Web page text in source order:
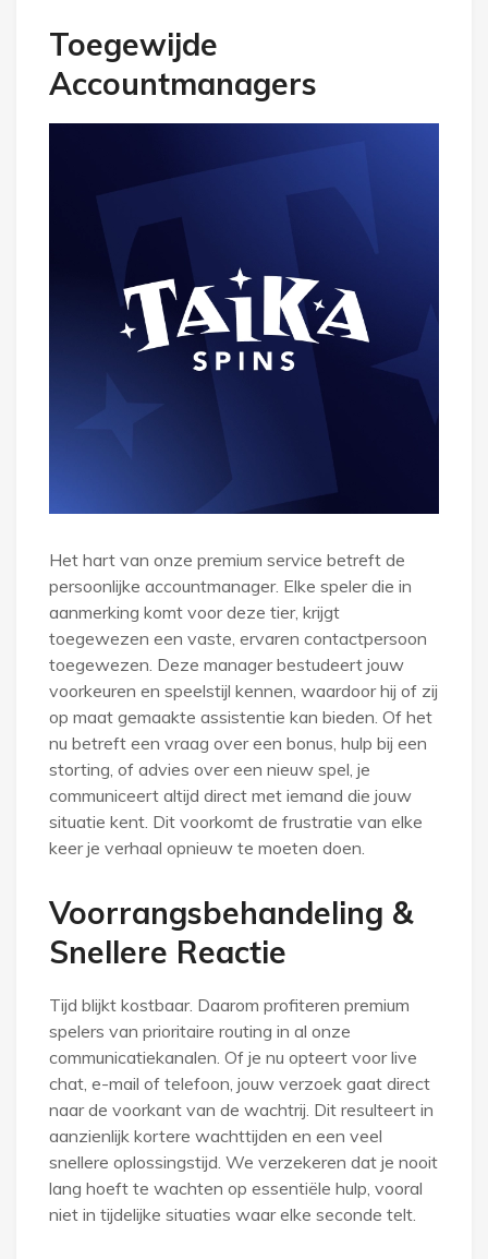
Toegewijde
Accountmanagers
Het hart van onze premium service betreft de
persoonlijke accountmanager. Elke speler die in
aanmerking komt voor deze tier, krijgt
toegewezen een vaste, ervaren contactpersoon
toegewezen. Deze manager bestudeert jouw
voorkeuren en speelstijl kennen, waardoor hij of zij
op maat gemaakte assistentie kan bieden. Of het
nu betreft een vraag over een bonus, hulp bij een
storting, of advies over een nieuw spel, je
communiceert altijd direct met iemand die jouw
situatie kent. Dit voorkomt de frustratie van elke
keer je verhaal opnieuw te moeten doen.
Voorrangsbehandeling &
Snellere Reactie
Tijd blijkt kostbaar. Daarom profiteren premium
spelers van prioritaire routing in al onze
communicatiekanalen. Of je nu opteert voor live
chat, e-mail of telefoon, jouw verzoek gaat direct
naar de voorkant van de wachtrij. Dit resulteert in
aanzienlijk kortere wachttijden en een veel
snellere oplossingstijd. We verzekeren dat je nooit
lang hoeft te wachten op essentiële hulp, vooral
niet in tijdelijke situaties waar elke seconde telt.